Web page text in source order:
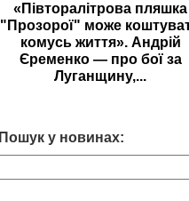
«Півторалітрова пляшка
"Прозорої" може
комусь життя». Андрій
Єременко — про бої за
Луганщину,...
Пошук у новинах: